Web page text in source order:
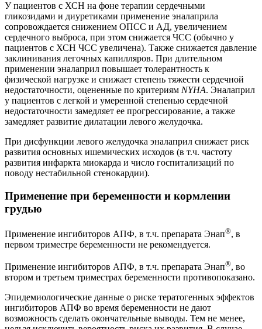
У пациентов с ХСН на фоне терапии сердечными
гликозидами и диуретиками применение эналаприла
сопровождается снижением ОПСС и АД, увеличением
сердечного выброса, при этом снижается ЧСС (обычно у
пациентов с ХСН ЧСС увеличена). Также снижается давление
заклинивания легочных капилляров. При длительном
применении эналаприл повышает толерантность к
физической нагрузке и снижает степень тяжести сердечной
недостаточности, оцененные по критериям NYHA. Эналаприл
у пациентов с легкой и умеренной степенью сердечной
недостаточности замедляет ее прогрессирование, а также
замедляет развитие дилатации левого желудочка.
При дисфункции левого желудочка эналаприл снижает риск
развития основных ишемических исходов (в т.ч. частоту
развития инфаркта миокарда и число госпитализаций по
поводу нестабильной стенокардии).
Применение при беременности и кормлении
грудью
Применение ингибиторов АПФ, в т.ч. препарата Энап®, в
первом триместре беременности не рекомендуется.
Применение ингибиторов АПФ, в т.ч. препарата Энап®, во
втором и третьем триместрах беременности противопоказано.
Эпидемиологические данные о риске тератогенных эффектов
ингибиторов АПФ во время беременности не дают
возможность сделать окончательные выводы. Тем не менее,